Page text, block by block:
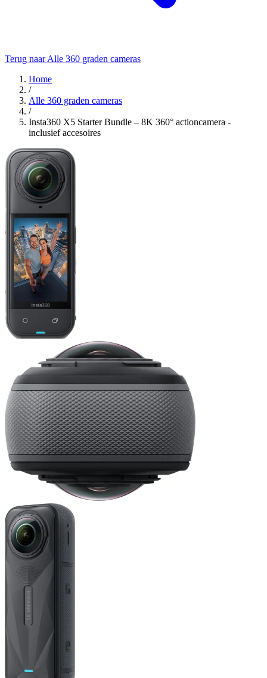
Terug naar Alle 360 graden cameras
Home
/
Alle 360 graden cameras
/
Insta360 X5 Starter Bundle – 8K 360° actioncamera -
inclusief accesoires